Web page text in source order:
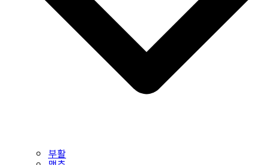
부활